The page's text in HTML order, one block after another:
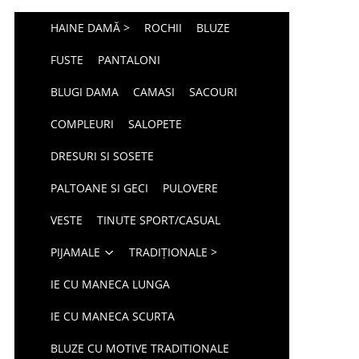
HAINE DAMĂ > ROCHII BLUZE
FUSTE PANTALONI
BLUGI DAMA CAMASI SACOURI
COMPLEURI SALOPETE
DRESURI SI SOSETE
PALTOANE SI GECI PULOVERE
VESTE TINUTE SPORT/CASUAL
PIJAMALE TRADIȚIONALE >
IE CU MANECA LUNGA
IE CU MANECA SCURTA
BLUZE CU MOTIVE TRADITIONALE